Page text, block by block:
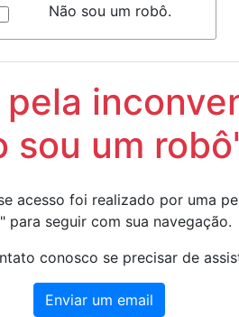
Não sou um robô.
sou um
acesso foi realizado por uma
para seguir com sua navegação.
conosco se precisar de
Enviar um email